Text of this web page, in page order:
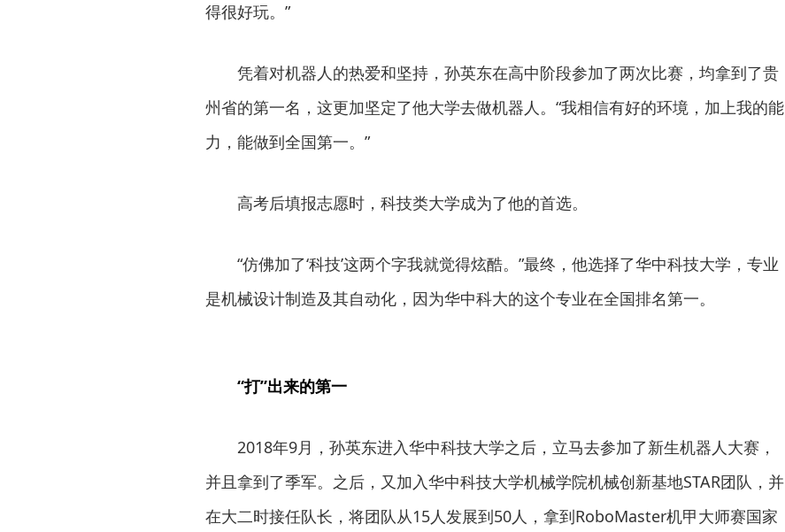
得很好玩。”
凭着对机器人的热爱和坚持，孙英东在高中阶段参加了两次比赛，均拿到了贵
州省的第一名，这更加坚定了他大学去做机器人。“我相信有好的环境，加上我的能
力，能做到全国第一。”
高考后填报志愿时，科技类大学成为了他的首选。
“仿佛加了‘科技’这两个字我就觉得炫酷。”最终，他选择了华中科技大学，专业
是机械设计制造及其自动化，因为华中科大的这个专业在全国排名第一。
“打”出来的第一
2018年9月，孙英东进入华中科技大学之后，立马去参加了新生机器人大赛，
并且拿到了季军。之后，又加入华中科技大学机械学院机械创新基地STAR团队，并
在大二时接任队长，将团队从15人发展到50人，拿到RoboMaster机甲大师赛国家